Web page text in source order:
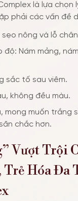
là lựa chọn
phải các vấn đề
nông và lỗ
độ: Nám mảng,
sắc tố sau viêm.
không đều màu.
mong muốn trắng
chắc hơn.
Vượt Trội
Hóa Đa